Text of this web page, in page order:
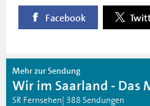
Facebook
Mehr zur Sendung
Wir im Saarland - Das
SR Fernsehen| 388 Sendungen